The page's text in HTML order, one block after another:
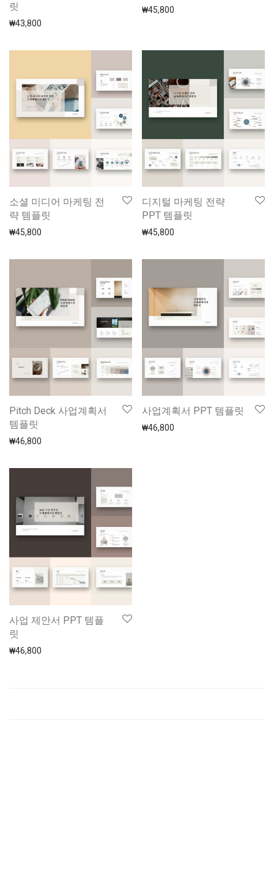
릿
₩43,800
₩45,800
소셜 미디어 마케팅 전
략 템플릿
₩45,800
디지털 마케팅 전략
PPT 템플릿
₩45,800
Pitch Deck 사업계획서
템플릿
₩46,800
사업계획서 PPT 템플릿
₩46,800
사업 제안서 PPT 템플
릿
₩46,800